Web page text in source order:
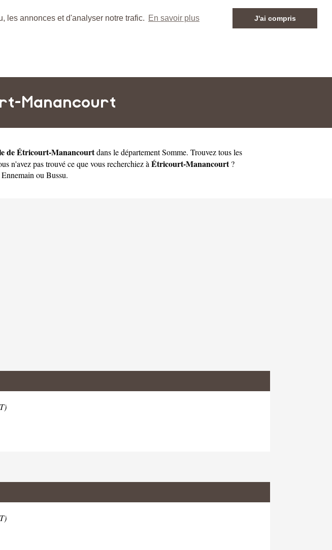
les annonces et d'analyser notre trafic. En savoir plus J'ai compris
Manancourt
de Étricourt-Manancourtdans le départementSomme. Trouvez tous les
n'avez pas trouvé ce que vous recherchiez à Étricourt-Manancourt?
Ennemain ou Bussu.